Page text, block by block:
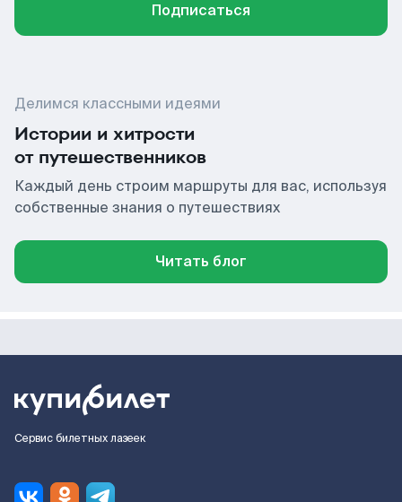
Подписаться
Делимся классными идеями
Истории и хитрости
от путешественников
Каждый день строим маршруты для вас, используя
собственные знания о путешествиях
Читать блог
Сервис билетных лазеек